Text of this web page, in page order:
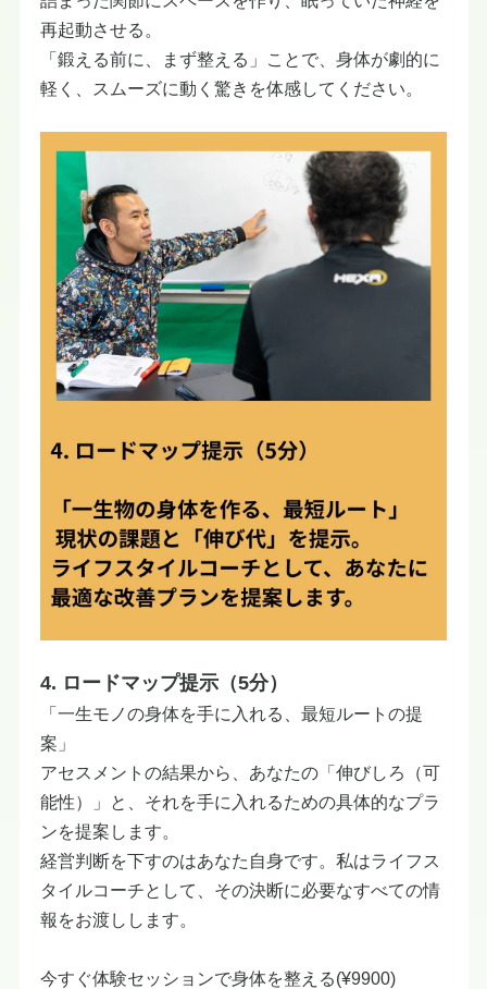
再起動させる。
「鍛える前に、まず整える」ことで、身体が劇的に
軽く、スムーズに動く驚きを体感してください。
4. ロードマップ提示（5分）
「一生モノの身体を手に入れる、最短ルートの提
案」
アセスメントの結果から、あなたの「伸びしろ（可
能性）」と、それを手に入れるための具体的なプラ
ンを提案します。
経営判断を下すのはあなた自身です。私はライフス
タイルコーチとして、その決断に必要なすべての情
報をお渡しします。
今すぐ体験セッションで身体を整える(¥9900)